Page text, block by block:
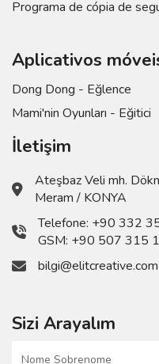
Programa de cópia de
Aplicativos
Dong Dong - Eğlence
Mami'nin Oyunları - Eğitici
İletişim
Ateşbaz Veli mh.
Meram / KONYA
Telefone: +90 332
GSM: +90 507 315
bilgi@elitcreative.com
Sizi Arayalım